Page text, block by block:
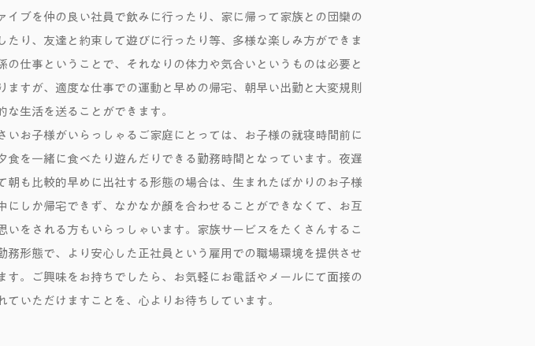
イブを仲の良い社員で飲みに行ったり、家に帰って家族との団欒の
たり、友達と約束して遊びに行ったり等、多様な楽しみ方ができま
の仕事ということで、それなりの体力や気合いというものは必要と
ますが、適度な仕事での運動と早めの帰宅、朝早い出勤と大変規則
な生活を送ることができます。
いお子様がいらっしゃるご家庭にとっては、お子様の就寝時間前に
食を一緒に食べたり遊んだりできる勤務時間となっています。夜遅
朝も比較的早めに出社する形態の場合は、生まれたばかりのお子様
にしか帰宅できず、なかなか顔を合わせることができなくて、お互
いをされる方もいらっしゃいます。家族サービスをたくさんするこ
務形態で、より安心した正社員という雇用での職場環境を提供させ
す。ご興味をお持ちでしたら、お気軽にお電話やメールにて面接の
ていただけますことを、心よりお待ちしています。